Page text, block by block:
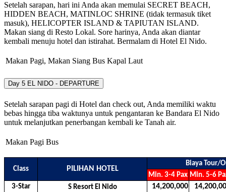
Setelah sarapan, hari ini Anda akan memulai SECRET BEACH,
HIDDEN BEACH, MATINLOC SHRINE (tidak termasuk tiket
masuk), HELICOPTER ISLAND & TAPIUTAN ISLAND.
Makan siang di Resto Lokal. Sore harinya, Anda akan diantar
kembali menuju hotel dan istirahat. Bermalam di Hotel El Nido.
Makan Pagi, Makan Siang Bus Kapal Laut
Day 5 EL NIDO - DEPARTURE
Setelah sarapan pagi di Hotel dan check out, Anda memiliki waktu
bebas hingga tiba waktunya untuk pengantaran ke Bandara El Nido
untuk melanjutkan penerbangan kembali ke Tanah air.
Makan Pagi Bus
Class PILIHAN HOTEL
Biaya Tour/
Min. 3-4 Pax Min. 5-6
3-Star
S Resort El Nido 14,200,000